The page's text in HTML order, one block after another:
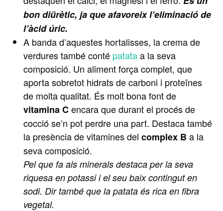
bon diürètic, ja que afavoreix l’eliminació de
l’àcid úric.
A banda d’aquestes hortalisses, la crema de
verdures també conté patataa la seva
composició. Un aliment força complet, que
aporta sobretot hidrats de carboni i proteïnes
de molta qualitat. És molt bona font de
vitamina Cencara que durant el procés de
cocció se’n pot perdre una part. Destaca també
la presència de vitamines del complex B a la
seva composició.
Pel que fa als minerals destaca per la seva
riquesa en potassi i el seu baix contingut en
sodi. Dir també que la patata és rica en fibra
vegetal.